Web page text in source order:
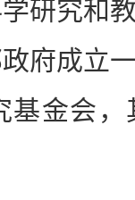
研究和
府成立
金会，